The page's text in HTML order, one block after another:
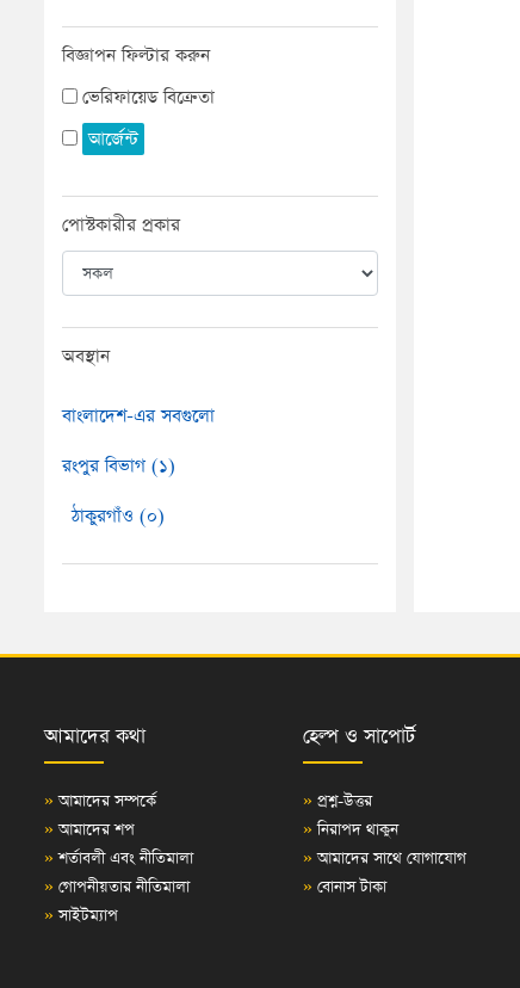
বিজ্ঞাপন ফিল্টার করুন
ভেরিফায়েড বিক্রেতা
আর্জেন্ট
পোস্টকারীর প্রকার
অবস্থান
বাংলাদেশ-এর সবগুলো
রংপুর বিভাগ (১)
ঠাকুরগাঁও (০)
আমাদের কথা
» আমাদের সম্পর্কে
» আমাদের শপ
» শর্তাবলী এবং নীতিমালা
» গোপনীয়তার নীতিমালা
» সাইটম্যাপ
হেল্প ও সাপোর্ট
» প্রশ্ন-উত্তর
» নিরাপদ থাকুন
» আমাদের সাথে যোগাযোগ
» বোনাস টাকা